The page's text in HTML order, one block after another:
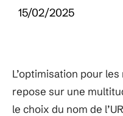
15/02/2025
L’optimisation pour
repose sur une
le choix du nom de